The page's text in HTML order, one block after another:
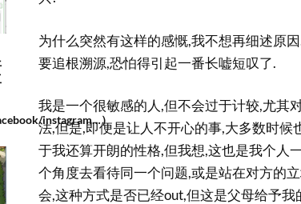
instagram…）
为什么突然有这样的感慨,我不想再细述原
要追根溯源,恐怕得引起一番长嘘短叹了.
我是一个很敏感的人,但不会过于计较,尤其
法,但是,即便是让人不开心的事,大多数时
于我还算开朗的性格,但我想,这也是我个人
个角度去看待同一个问题,或是站在对方的
会,这种方式是否已经out,但这是父母给予